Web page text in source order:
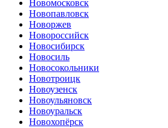
Новомосковск
Новопавловск
Новоржев
Новороссийск
Новосибирск
Новосиль
Новосокольники
Новотроицк
Новоузенск
Новоульяновск
Новоуральск
Новохопёрск